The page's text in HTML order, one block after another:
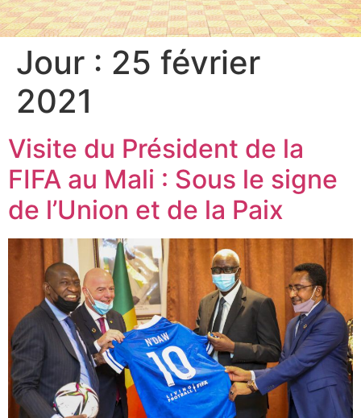
Jour : 25 février
2021
Visite du Président de la
FIFA au Mali : Sous le signe
de l’Union et de la Paix